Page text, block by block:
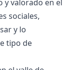
y valorado en el
sociales,
y lo
tipo de